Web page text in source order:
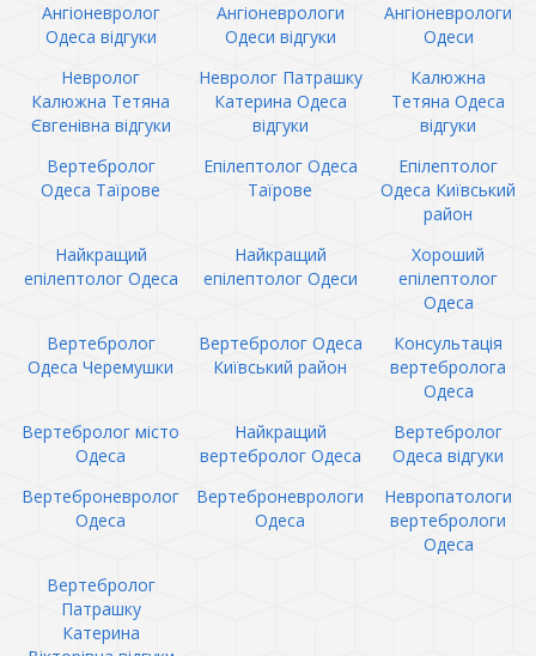
Ангіоневролог
Одеса відгуки
Ангіоневрологи
Одеси відгуки
Ангіоневрологи
Одеси
Невролог
Калюжна Тетяна
Євгенівна відгуки
Невролог Патрашку
Катерина Одеса
відгуки
Калюжна
Тетяна Одеса
відгуки
Вертебролог
Одеса Таїрове
Епілептолог Одеса
Таїрове
Епілептолог
Одеса Київський
район
Найкращий
епілептолог Одеса
Найкращий
епілептолог Одеси
Хороший
епілептолог
Одеса
Вертебролог
Одеса Черемушки
Вертебролог Одеса
Київський район
Консультація
вертебролога
Одеса
Вертебролог місто
Одеса
Найкращий
вертебролог Одеса
Вертебролог
Одеса відгуки
Вертеброневролог
Одеса
Вертеброневрологи
Одеса
Невропатологи
вертебрологи
Одеса
Вертебролог
Патрашку
Катерина